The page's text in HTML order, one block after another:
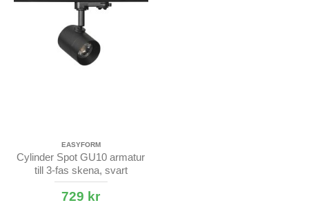
EASYFORM
Cylinder Spot GU10 armatur
till 3-fas skena, svart
729 kr